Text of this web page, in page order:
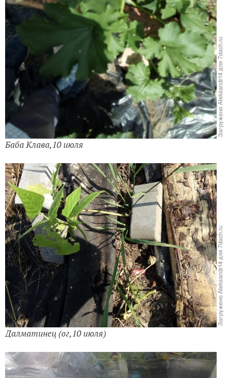
Баба Клава,10 июля
Далматинец (ог,10 июля)